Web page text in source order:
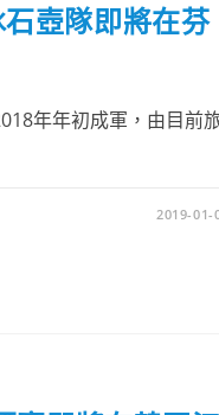
壺隊即將在芬
年年初成軍，由目前
2019-01-